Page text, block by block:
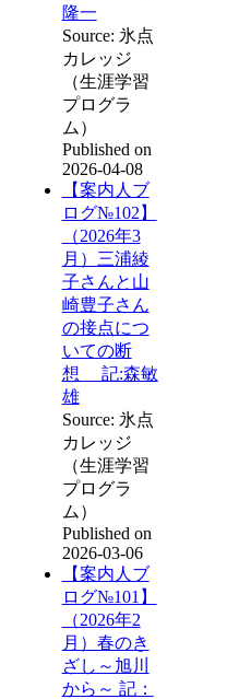
隆一
Source: 氷点
カレッジ
（生涯学習
プログラ
ム）
Published on
2026-04-08
【案内人ブ
ログ№102】
（2026年3
月）三浦綾
子さんと山
崎豊子さん
の接点につ
いての断
想 記:森敏
雄
Source: 氷点
カレッジ
（生涯学習
プログラ
ム）
Published on
2026-03-06
【案内人ブ
ログ№101】
（2026年2
月）春のき
ざし～旭川
から～ 記：